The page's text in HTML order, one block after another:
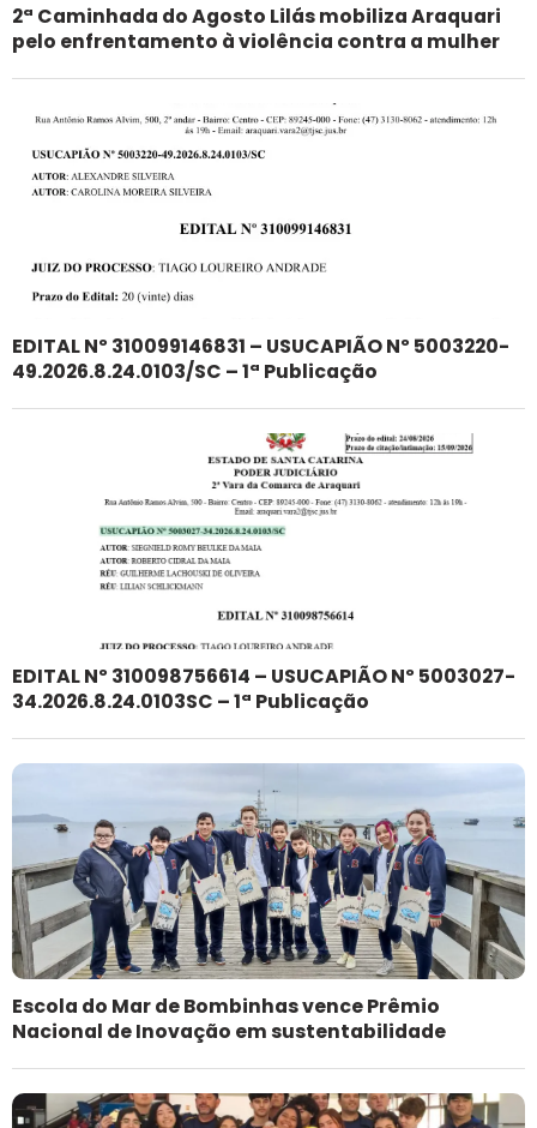
2ª Caminhada do Agosto Lilás mobiliza Araquari
pelo enfrentamento à violência contra a mulher
EDITAL Nº 310099146831 – USUCAPIÃO Nº 5003220-
49.2026.8.24.0103/SC – 1ª Publicação
EDITAL Nº 310098756614 – USUCAPIÃO Nº 5003027-
34.2026.8.24.0103SC – 1ª Publicação
Escola do Mar de Bombinhas vence Prêmio
Nacional de Inovação em sustentabilidade